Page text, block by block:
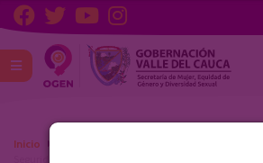
Inicio
Informe violencias basadas en genero Valle